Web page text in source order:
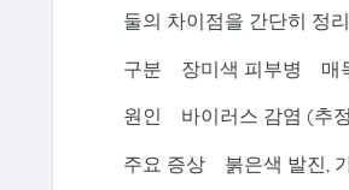
둘의 차이점을 간단히 정
구분 장미색 피부병 매
원인 바이러스 감염 (추
주요 증상붉은색 발진,